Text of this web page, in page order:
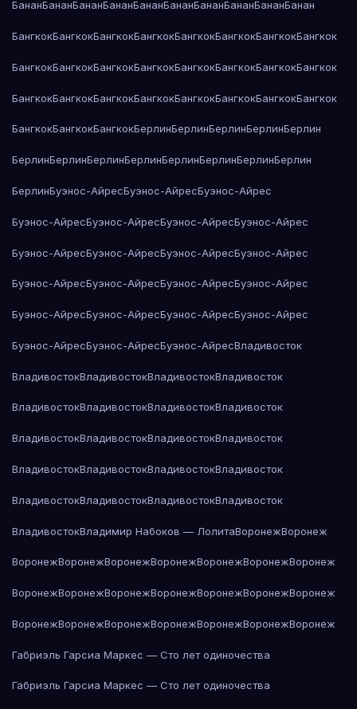
БананБананБананБананБананБананБананБананБананБанан
БангкокБангкокБангкокБангкокБангкокБангкокБангкокБангкок
БангкокБангкокБангкокБангкокБангкокБангкокБангкокБангкок
БангкокБангкокБангкокБангкокБангкокБангкокБангкокБангкок
БангкокБангкокБангкокБерлинБерлинБерлинБерлинБерлин
БерлинБерлинБерлинБерлинБерлинБерлинБерлинБерлин
БерлинБуэнос-АйресБуэнос-АйресБуэнос-Айрес
Буэнос-АйресБуэнос-АйресБуэнос-АйресБуэнос-Айрес
Буэнос-АйресБуэнос-АйресБуэнос-АйресБуэнос-Айрес
Буэнос-АйресБуэнос-АйресБуэнос-АйресБуэнос-Айрес
Буэнос-АйресБуэнос-АйресБуэнос-АйресБуэнос-Айрес
Буэнос-АйресБуэнос-АйресБуэнос-АйресВладивосток
ВладивостокВладивостокВладивостокВладивосток
ВладивостокВладивостокВладивостокВладивосток
ВладивостокВладивостокВладивостокВладивосток
ВладивостокВладивостокВладивостокВладивосток
ВладивостокВладивостокВладивостокВладивосток
ВладивостокВладимир Набоков — ЛолитаВоронежВоронеж
ВоронежВоронежВоронежВоронежВоронежВоронежВоронеж
ВоронежВоронежВоронежВоронежВоронежВоронежВоронеж
ВоронежВоронежВоронежВоронежВоронежВоронежВоронеж
Габриэль Гарсиа Маркес — Сто лет одиночества
Габриэль Гарсиа Маркес — Сто лет одиночества